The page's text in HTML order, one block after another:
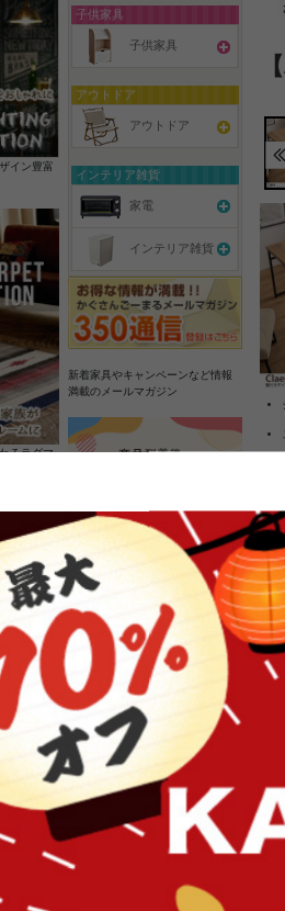
イン豊富
るラグマ
ウッドソ
イト
ョン
子供家具
子供家具
アウトドア
アウトドア
インテリア雑貨
家電
インテリア雑貨
新着家具やキャンペーンなど情報
満載のメールマガジン
家具のレビューを書くと10%OFFク
ーポンプレゼント
オフィスやモデルハウスなどイン